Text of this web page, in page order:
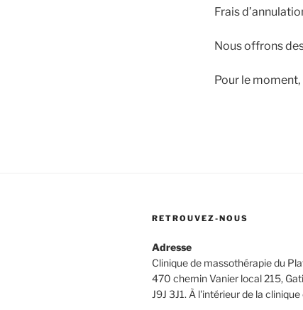
Frais
Nous offrons
Pour le
RETROUVEZ-NOUS
Adresse
Clinique de massothérapie du
470 chemin Vanier local 215,
J9J 3J1. À l'intérieur de la